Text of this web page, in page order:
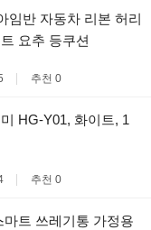
임반 자동차 리본 허리
요추 등쿠션
추천 0
HG-Y01, 화이트, 1
추천 0
트 쓰레기통 가정용